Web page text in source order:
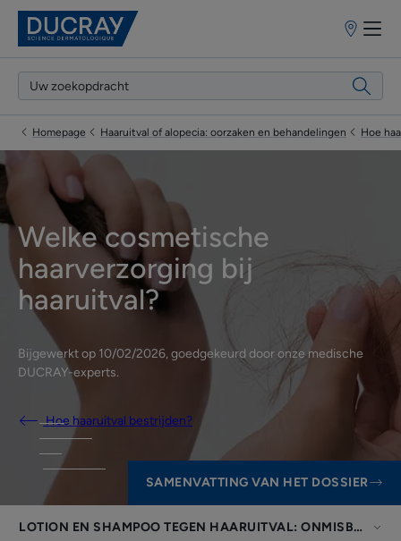
Homepage Haaruitval of alopecia: oorzaken en behandelingen Hoe
Welke cosmetische
haarverzorging bij
haaruitval?
Bijgewerkt op 10/02/2026, goedgekeurd dooronze medische
DUCRAY-experts.
Hoe haaruitval bestrijden?
SAMENVATTING VAN HET DOSSIER
LOTION EN SHAMPOO TEGEN HAARUITVAL: ONMISBARE,